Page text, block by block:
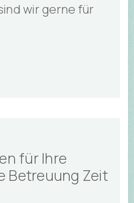
wir gerne für
für Ihre
Betreuung Zeit